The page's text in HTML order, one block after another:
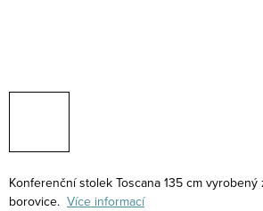
Konferenční stolek Toscana 135 cm
borovice. Více informací